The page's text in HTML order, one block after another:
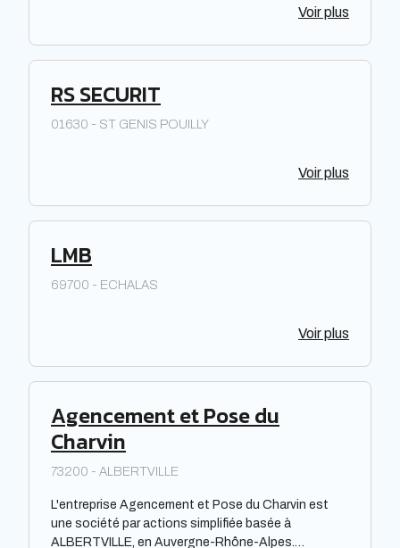
elle offre des prestations de qualité pour répondre
disposition de ses clients un savoir-faire et une
Voir plus
RS SECURIT
01630 - ST GENIS POUILLY
Voir plus
LMB
69700 - ECHALAS
Voir plus
Agencement et Pose du
Charvin
73200 - ALBERTVILLE
L'entreprise Agencement et Pose du Charvin est
une société par actions simplifiée basée à
ALBERTVILLE, en Auvergne-Rhône-Alpes.